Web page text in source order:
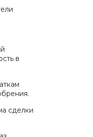
в
сделки